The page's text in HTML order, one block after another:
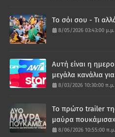
Το σόι σου - Τι
8/05/2026 03:43:00 μ.μ.
Αυτή είναι η
μεγάλα κανάλια
8/03/2026 10:30:00 π.μ.
Το πρώτο trailer
μαύρα
8/06/2026 10:55:00 π.μ.